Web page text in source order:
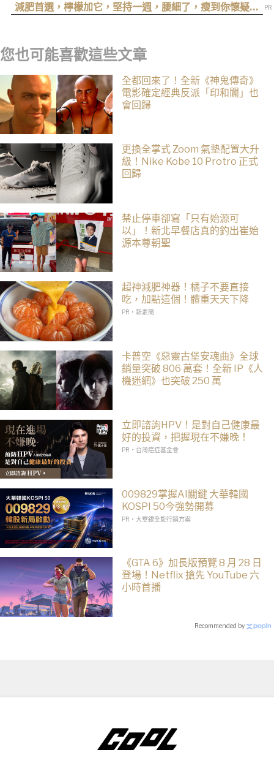
減肥首選，檸檬加它，堅持一週，腰細了，瘦到你懷疑人
您也可能喜歡這些文章
全都回來了！全新《神鬼傳奇》
電影確定經典反派「印和闐」也
會回歸
更換全掌式 Zoom 氣墊配置大升
級！Nike Kobe 10 Protro 正式
回歸
禁止停車卻寫「只有始源可
以」！新北早餐店真的釣出崔始
源本尊朝聖
超神減肥神器！橘子不要直接
吃，加點這個！體重天天下降
PR・新素簡
卡普空《惡靈古堡安魂曲》全球
銷量突破 806 萬套！全新 IP《人
機迷網》也突破 250 萬
立即諮詢HPV！是對自己健康最
好的投資，把握現在不嫌晚！
PR・台灣癌症基金會
009829掌握AI關鍵 大華韓國
KOSPI 50今強勢開募
PR・大華銀全能行銷方案
《GTA 6》加長版預覽 8 月 28 日
登場！Netflix 搶先 YouTube 六
小時首播
Recommended by